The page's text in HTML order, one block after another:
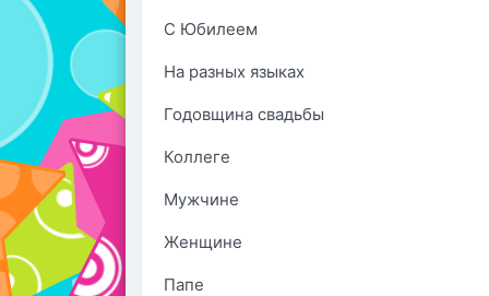
С Юбилеем
На разных языках
Годовщина свадьбы
Коллеге
Мужчине
Женщине
Папе